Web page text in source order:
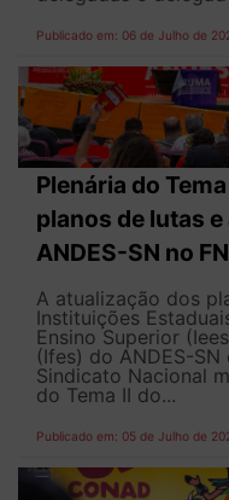
Publicado em: 06 de Julho de
Plenária do
planos de lutas
ANDES-SN no
A atualização dos
Instituições
Ensino Superior
(Ifes) do ANDES-
Sindicato Nacional
do Tema II do...
Publicado em: 05 de Julho de